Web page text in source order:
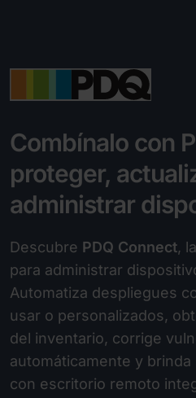
Combínalo con
proteger,
administrar
Descubre PDQ Connect,
para administrar
Automatiza despliegues
usar o personalizados,
del inventario, corrige
automáticamente y
con escritorio remoto